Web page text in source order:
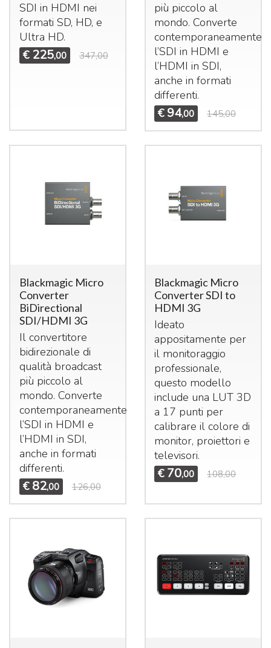
SDI in HDMI nei
formati SD, HD, e
Ultra HD.
€ 225,00 347,00
più piccolo al
mondo. Converte
contemporaneamente
l’SDI in HDMI e
l’HDMI inSDI,
anche in formati
differenti.
€ 94,00 145,00
Blackmagic Micro
Converter
BiDirectional
SDI/HDMI 3G
Il convertitore
bidirezionale di
qualità broadcast
più piccolo al
mondo. Converte
contemporaneamente
l’SDI in HDMI e
l’HDMI in SDI,
anche in formati
differenti.
€ 82,00 126,00
Blackmagic Micro
Converter SDI to
HDMI 3G
Ideato
appositamente per
il monitoraggio
professionale,
questo modello
include una LUT 3D
a 17 punti per
calibrare il colore di
monitor, proiettori e
televisori.
€ 70,00 108,00